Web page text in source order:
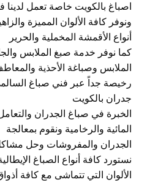
اصباغ بالكويت خاصة تعمل لدينا
ونوفر كافة الألوان المميزة
أنواع الأقمشة المخملية والحرير
كما نوفر خدمة صبغ الملابس
الملابس وصباغة الأحذية
رخيصة جداً عبر فني صباغ
جدران بالكويت
الخبرة في صباغ الجدران
المائية والرخامية ونقوم بمعالجة
الجدران والمفروشات وحل
نستورد كافة أنواع الصباغ
الألوان التي تتماشى مع كافة